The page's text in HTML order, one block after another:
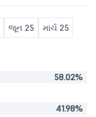
જૂન 25 માર્ચ 25
58.02%
41.98%